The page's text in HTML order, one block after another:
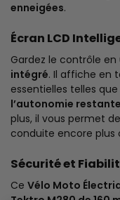
enneigées.
Écran LCD
Gardez le contrôle
intégré. Il affiche en
essentielles telles que
l’autonomie
plus, il vous permet
conduite encore plus
Sécurité et
Ce Vélo Moto